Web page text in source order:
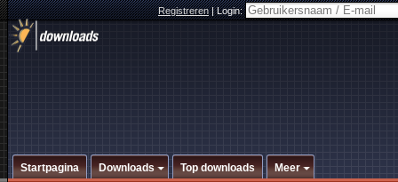
Registreren|Login:
Startpagina Downloads Top downloads Meer